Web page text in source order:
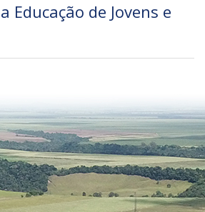
Educação de Jovens e